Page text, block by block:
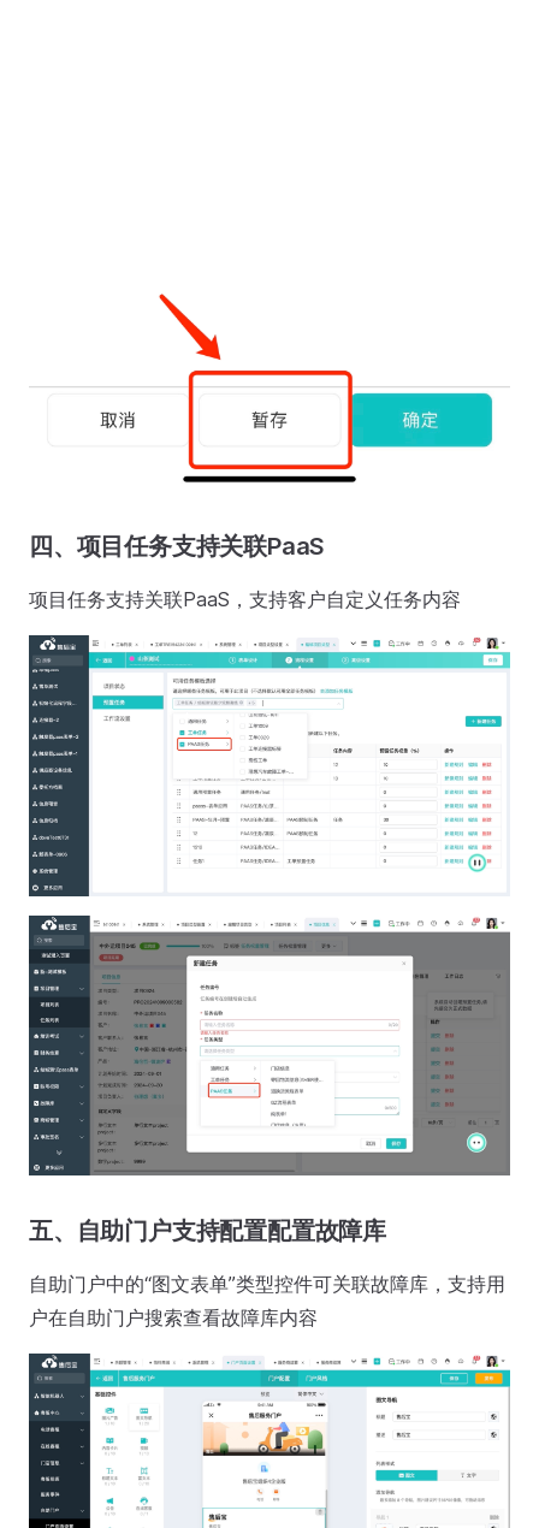
四、项目任务支持关联PaaS
项目任务支持关联PaaS，支持客户自定义任务内容
五、自助门户支持配置配置故障库
自助门户中的“图文表单”类型控件可关联故障库，支持用
户在自助门户搜索查看故障库内容